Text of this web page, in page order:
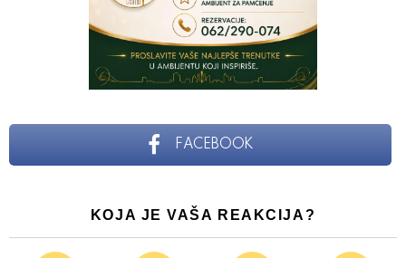
FACEBOOK
KOJA JE VAŠA REAKCIJA?